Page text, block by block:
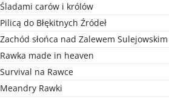
Śladami carów i królów
Pilicą do Błękitnych Źródeł
Zachód słońca nad Zalewem Sulejowskim
Rawka made in heaven
Survival na Rawce
Meandry Rawki